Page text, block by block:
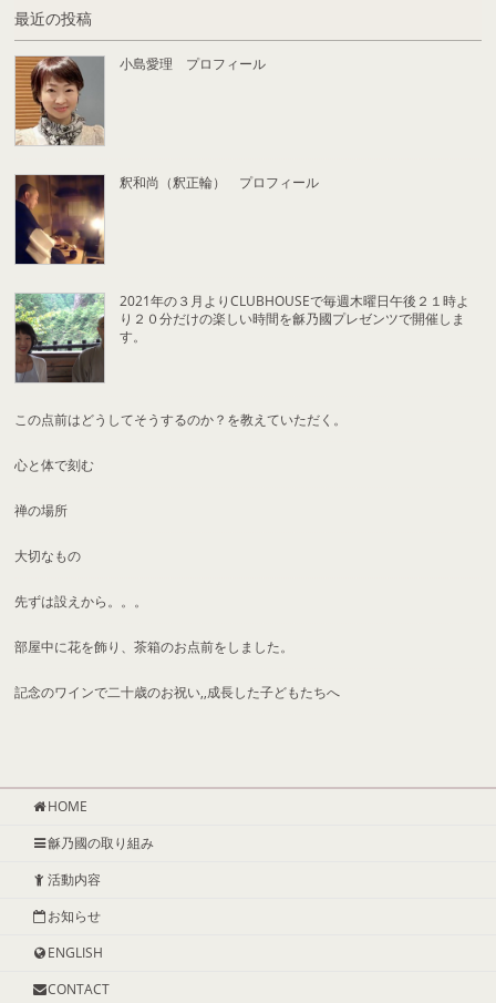
最近の投稿
小島愛理 プロフィール
釈和尚（釈正輪） プロフィール
2021年の３月よりCLUBHOUSEで毎週木曜日午後２１時よ
り２０分だけの楽しい時間を龢乃國プレゼンツで開催しま
す。
この点前はどうしてそうするのか？を教えていただく。
心と体で刻む
禅の場所
大切なもの
先ずは設えから。。。
部屋中に花を飾り、茶箱のお点前をしました。
記念のワインで二十歳のお祝い,,成長した子どもたちへ
HOME
龢乃國の取り組み
活動内容
お知らせ
ENGLISH
CONTACT